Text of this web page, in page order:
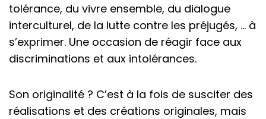
tolérance, du vivre ensemble, du dialogue
interculturel, de la lutte contre les préjugés, … à
s’exprimer. Une occasion de réagir face aux
discriminations et aux intolérances.
Son originalité ? C’est à la fois de susciter des
réalisations et des créations originales, mais